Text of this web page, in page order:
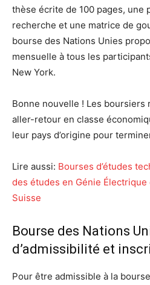
thèse écrite de 100 pages, une
recherche et une matrice de
bourse des Nations Unies
mensuelle à tous les
New York.
Bonne nouvelle ! Les boursiers
aller-retour en classe
leur pays d’origine pour
Lire aussi: Bourses d’études
des études en Génie
Suisse
Bourse des Nations
d’admissibilité et
Pour être admissible à la